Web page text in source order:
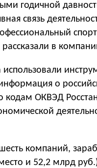
годичной
связь
в
использовали
о
кодам ОКВЭД
компаний,
и 52,2 млрд